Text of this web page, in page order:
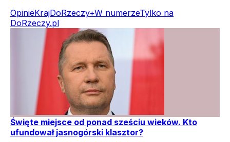
OpinieKrajDoRzeczy+W numerzeTylko na
DoRzeczy.pl
Święte miejsce od ponad sześciu wieków. Kto
ufundował jasnogórski klasztor?